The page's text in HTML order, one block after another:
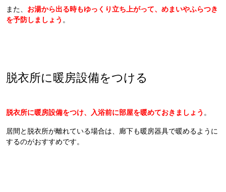
また、 お湯から出る時もゆっくり立ち上がって、めまいやふらつき
を予防しましょう 。
脱衣所に暖房設備をつける
脱衣所に暖房設備をつけ、入浴前に部屋を暖めておきましょう 。
居間と脱衣所が離れている場合は、廊下も暖房器具で暖めるように
するのがおすすめです。